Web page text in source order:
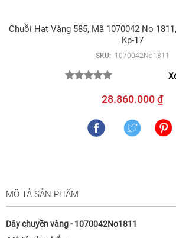
Chuỗi Hạt Vàng 585, Mã 1070042 No
Kp-17
SKU: 1070042No1811
28.860.000 ₫
MÔ TẢ SẢN PHẨM
Dây chuyền vàng - 1070042No1811